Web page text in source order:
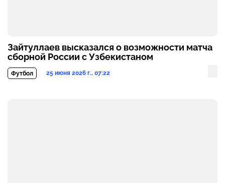
Зайтуллаев высказался о возможности матча
сборной России с Узбекистаном
Футбол 25 июня 2026 г., 07:22